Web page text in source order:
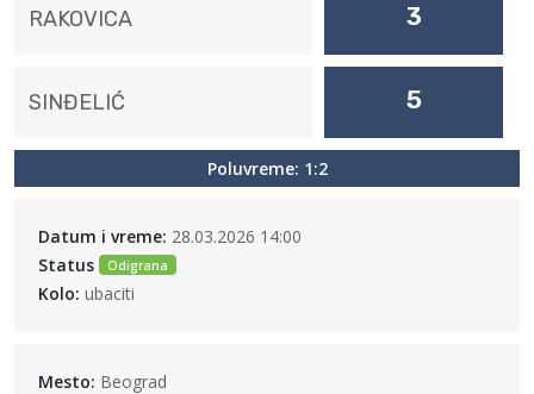
RAKOVICA 3
SINĐELIĆ 5
Poluvreme: 1:2
Datum i vreme: 28.03.2026 14:00
Status
Odigrana
Kolo: ubaciti
Mesto: Beograd